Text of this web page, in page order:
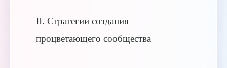
II. Стратегии создания
процветающего сообщества